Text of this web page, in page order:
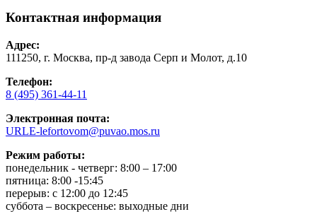
Контактная информация
Адрес:
111250, г. Москва, пр-д завода Серп и Молот, д.10
Телефон:
8 (495) 361-44-11
Электронная почта:
URLE-lefortovom@puvao.mos.ru
Режим работы:
понедельник - четверг: 8:00 – 17:00
пятница: 8:00 -15:45
перерыв: с 12:00 до 12:45
суббота – воскресенье: выходные дни